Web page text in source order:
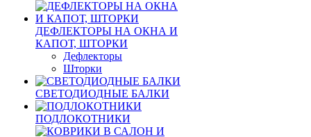
ДЕФЛЕКТОРЫ НА ОКНА И
КАПОТ, ШТОРКИ
Дефлекторы
Шторки
СВЕТОДИОДНЫЕ БАЛКИ
ПОДЛОКОТНИКИ